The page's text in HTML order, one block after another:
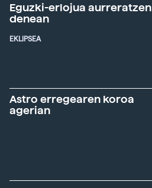
Eguzki-erlojua aurreratzen
denean
EKLIPSEA
Astro erregearen koroa
agerian